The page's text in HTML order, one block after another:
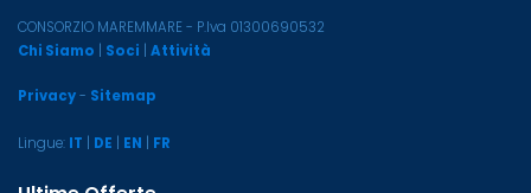
CONSORZIO MAREMMARE - P.Iva 01300690532
Chi Siamo
Soci Attività
Privacy- Sitemap
Lingue: IT DE EN FR